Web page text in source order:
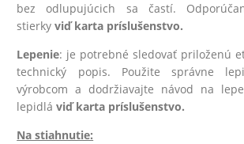
bez odlupujúcich sa častí.
stierkyviď karta príslušenstvo.
Lepenie: je potrebné sledovať priloženú
technický popis. Použite správne
výrobcom a dodržiavajte návod na
lepidláviď karta príslušenstvo.
Na stiahnutie: